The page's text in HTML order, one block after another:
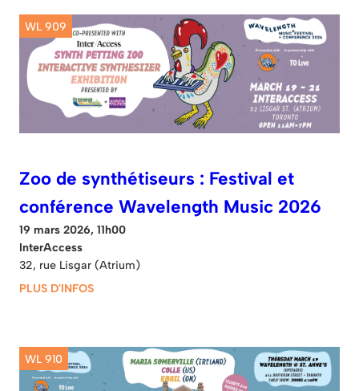
WL 909
Zoo de synthétiseurs : Festival et
conférence Wavelength Music 2026
19 mars 2026, 11h00
InterAccess
32, rue Lisgar (Atrium)
PLUS D'INFOS
WL 910